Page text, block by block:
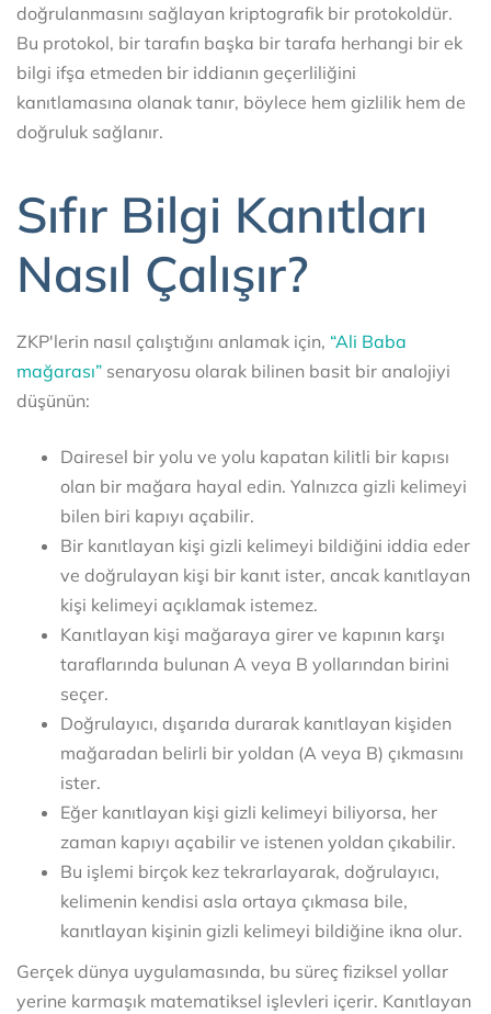
doğrulanmasını sağlayan kriptografik bir protokoldür.
Bu protokol, bir tarafın başka bir tarafa herhangi bir ek
bilgi ifşa etmeden bir iddianın geçerliliğini
kanıtlamasına olanak tanır, böylece hem gizlilik hem de
doğruluk sağlanır.
Sıfır Bilgi Kanıtları
Nasıl Çalışır?
ZKP'lerin nasıl çalıştığını anlamak için, “Ali Baba
mağarası” senaryosu olarak bilinen basit bir analojiyi
düşünün:
Dairesel bir yolu ve yolu kapatan kilitli bir kapısı
olan bir mağara hayal edin. Yalnızca gizli kelimeyi
bilen biri kapıyı açabilir.
Bir kanıtlayan kişi gizli kelimeyi bildiğini iddia eder
ve doğrulayan kişi bir kanıt ister, ancak kanıtlayan
kişi kelimeyi açıklamak istemez.
Kanıtlayan kişi mağaraya girer ve kapının karşı
taraflarında bulunan A veya B yollarından birini
seçer.
Doğrulayıcı, dışarıda durarak kanıtlayan kişiden
mağaradan belirli bir yoldan (A veya B) çıkmasını
ister.
Eğer kanıtlayan kişi gizli kelimeyi biliyorsa, her
zaman kapıyı açabilir ve istenen yoldan çıkabilir.
Bu işlemi birçok kez tekrarlayarak, doğrulayıcı,
kelimenin kendisi asla ortaya çıkmasa bile,
kanıtlayan kişinin gizli kelimeyi bildiğine ikna olur.
Gerçek dünya uygulamasında, bu süreç fiziksel yollar
yerine karmaşık matematiksel işlevleri içerir. Kanıtlayan